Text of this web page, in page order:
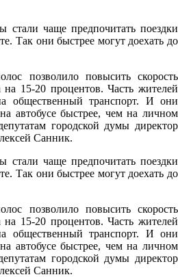
стали чаще предпочитать поездки
Так они быстрее могут доехать до
позволило повысить скорость
на 15-20 процентов. Часть жителей
общественный транспорт. И они
автобусе быстрее, чем на личном
городской думы директор
Санник.
стали чаще предпочитать поездки
Так они быстрее могут доехать до
позволило повысить скорость
на 15-20 процентов. Часть жителей
общественный транспорт. И они
автобусе быстрее, чем на личном
городской думы директор
Санник.